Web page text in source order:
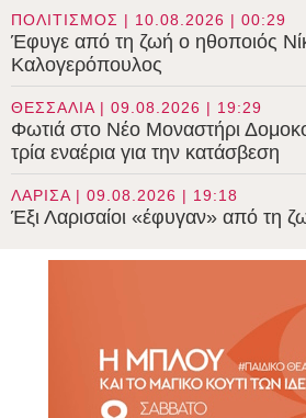
ΠΟΛΙΤΙΣΜΟΣ | 10.08.2026 | 00:29
Έφυγε από τη ζωή ο ηθοποιός
Καλογερόπουλος
ΘΕΣΣΑΛΙΑ | 09.08.2026 | 19:29
Φωτιά στο Νέο Μοναστήρι
τρία εναέρια για την κατάσβεση
ΛΑΡΙΣΑ | 09.08.2026 | 19:18
Έξι Λαρισαίοι «έφυγαν» από τη